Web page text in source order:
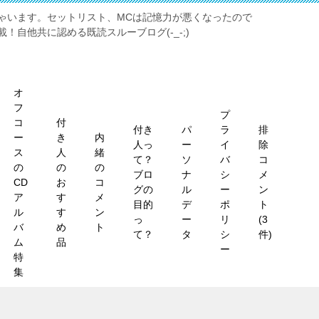
います。セットリスト、MCは記憶力が悪くなったので
！自他共に認める既読スルーブログ(-_-;)
オ
フ
コ
ー
ス
の
CD
ア
ル
バ
ム
特
集
付
き
人
の
お
す
す
め
品
内
緒
の
コ
メ
ン
ト
付き
人っ
て？
ブロ
グの
目的
っ
て？
パ
ー
ソ
ナ
ル
デ
ー
タ
プ
ラ
イ
バ
シ
ー
ポ
リ
シ
ー
排
除
コ
メ
ン
ト
(3
件)